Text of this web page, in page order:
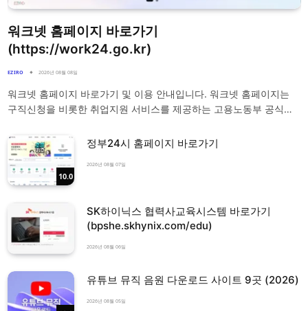
워크넷 홈페이지 바로가기
(https://work24.go.kr)
EZIRO 2026년 08월 08일
워크넷 홈페이지 바로가기 및 이용 안내입니다. 워크넷 홈페이지는
구직신청을 비롯한 취업지원 서비스를 제공하는 고용노동부 공식…
10.0
정부24시 홈페이지 바로가기
2026년 08월 07일
SK하이닉스 협력사교육시스템 바로가기
(bpshe.skhynix.com/edu)
2026년 08월 06일
유튜브 뮤직 음원 다운로드 사이트 9곳 (2026)
2026년 08월 05일